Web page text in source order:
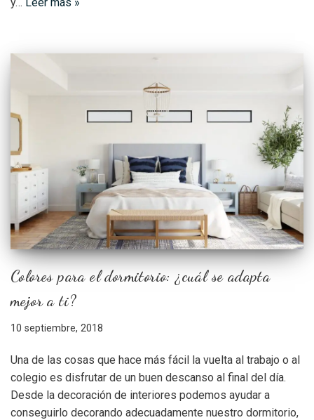
Colores para el dormitorio: ¿cuál se adapta
mejor a ti?
10 septiembre, 2018
Una de las cosas que hace más fácil la vuelta al trabajo o al
colegio es disfrutar de un buen descanso al final del día.
Desde la decoración de interiores podemos ayudar a
conseguirlo decorando adecuadamente nuestro dormitorio,